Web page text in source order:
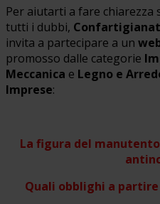
Per aiutarti a fare chiarezza
tutti i dubbi,
invita a partecipare a un
promosso dalle categorie
Meccanica e Legno e
Imprese:
La figura del
Quali obblighi a partire